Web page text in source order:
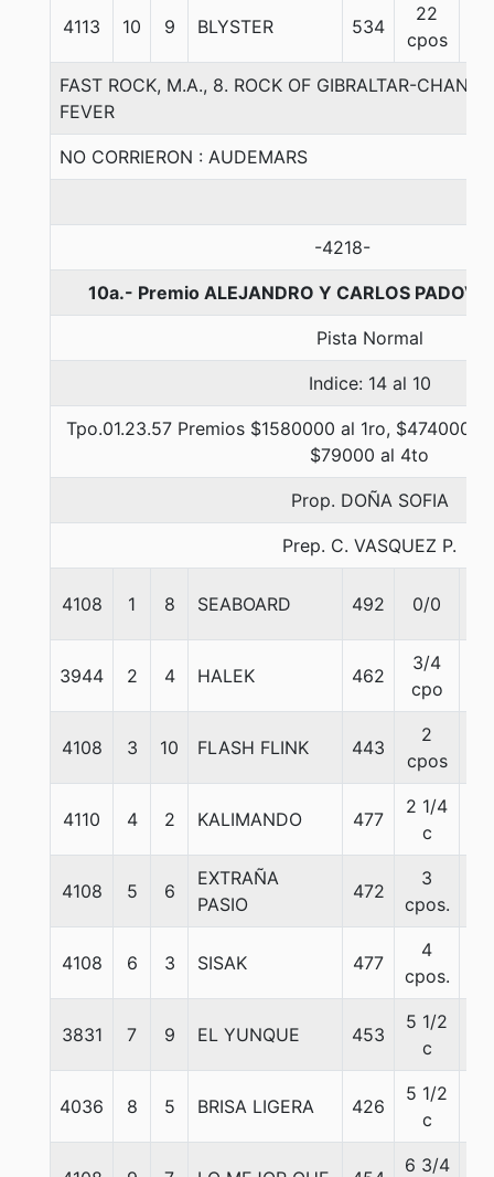
4113 10 9 BLYSTER 534
22
cpos
FAST ROCK, M.A., 8. ROCK OF GIBRALTAR-
FEVER
NO CORRIERON : AUDEMARS
-4218-
10a.- Premio ALEJANDRO Y CARLOS
Pista Normal
Indice: 14 al 10
Tpo.01.23.57 Premios $1580000 al 1ro, $474000
$79000 al 4to
Prop. DOÑA SOFIA
Prep. C. VASQUEZ P.
4108 1 8 SEABOARD 492 0/0
3944 2 4 HALEK 462
3/4
cpo
4108 3 10 FLASH FLINK 443
2
cpos
4110 4 2 KALIMANDO 477
2 1/4
c
4108 5 6
EXTRAÑA
PASIO
472
3
cpos.
4108 6 3 SISAK 477
4
cpos.
3831 7 9 EL YUNQUE 453
5 1/2
c
4036 8 5 BRISA LIGERA 426
5 1/2
c
6 3/4